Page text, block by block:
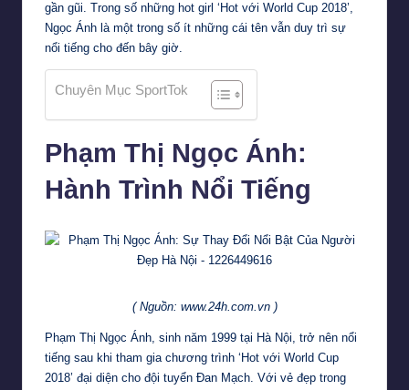
gần gũi. Trong số những hot girl ‘Hot với World Cup 2018’,
Ngọc Ánh là một trong số ít những cái tên vẫn duy trì sự
nổi tiếng cho đến bây giờ.
Chuyên Mục SportTok
Phạm Thị Ngọc Ánh:
Hành Trình Nổi Tiếng
( Nguồn: www.24h.com.vn )
Phạm Thị Ngọc Ánh, sinh năm 1999 tại Hà Nội, trở nên nổi
tiếng sau khi tham gia chương trình ‘Hot với World Cup
2018’ đại diện cho đội tuyển Đan Mạch. Với vẻ đẹp trong